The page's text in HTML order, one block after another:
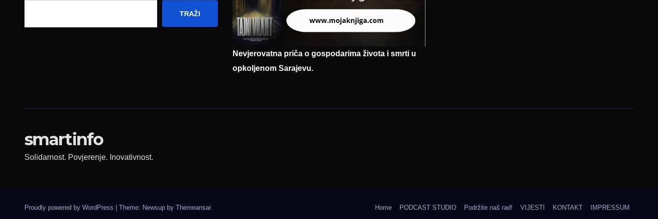
TRAŽI
Nevjerovatna priča o gospodarima života i smrti u
opkoljenom Sarajevu.
smartinfo
Solidarnost. Povjerenje. Inovativnost.
Proudly powered by WordPress Theme: Newsup by Themeansar. Home PODCAST STUDIO Podržite naš rad! VIJESTI KONTAKT IMPRESSUM